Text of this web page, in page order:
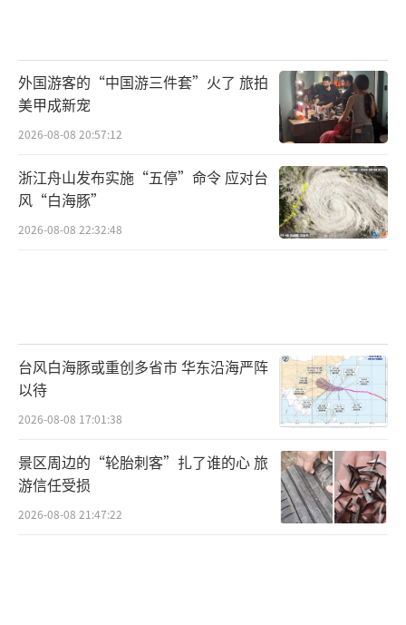
外国游客的“中国游三件套”火了 旅拍
美甲成新宠
2026-08-08 20:57:12
浙江舟山发布实施“五停”命令 应对台
风“白海豚”
2026-08-08 22:32:48
台风白海豚或重创多省市 华东沿海严阵
以待
2026-08-08 17:01:38
景区周边的“轮胎刺客”扎了谁的心 旅
游信任受损
2026-08-08 21:47:22